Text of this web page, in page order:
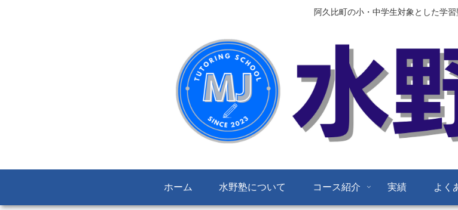
阿久比町の小・中学生対象とした学習
ホーム 水野塾について コース紹介 実績 よく